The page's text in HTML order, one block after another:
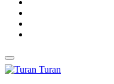
Turan